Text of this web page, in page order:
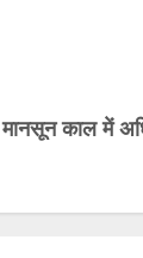
मानसून काल में